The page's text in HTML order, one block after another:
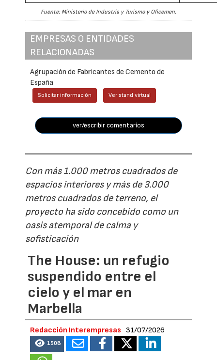
Fuente: Ministerio de Industria y Turismo y Oficemen.
EMPRESAS O ENTIDADES
RELACIONADAS
Agrupación de Fabricantes de Cemento de
España
Solicitar información Ver stand virtual
ver/escribir comentarios
Con más 1.000 metros cuadrados de
espacios interiores y más de 3.000
metros cuadrados de terreno, el
proyecto ha sido concebido como un
oasis atemporal de calma y
sofisticación
The House: un refugio
suspendido entre el
cielo y el mar en
Marbella
Redacción Interempresas 31/07/2026
1508